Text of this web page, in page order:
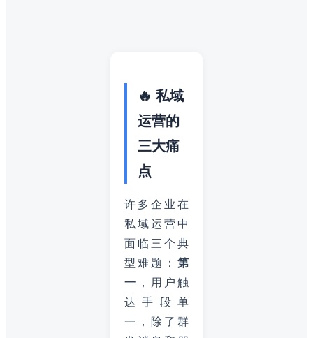
🔥 私域
运营的
三大痛
点
许多企业在
私域运营中
面临三个典
型难题： 第
一 ，用户触
达手段单
一，除了群